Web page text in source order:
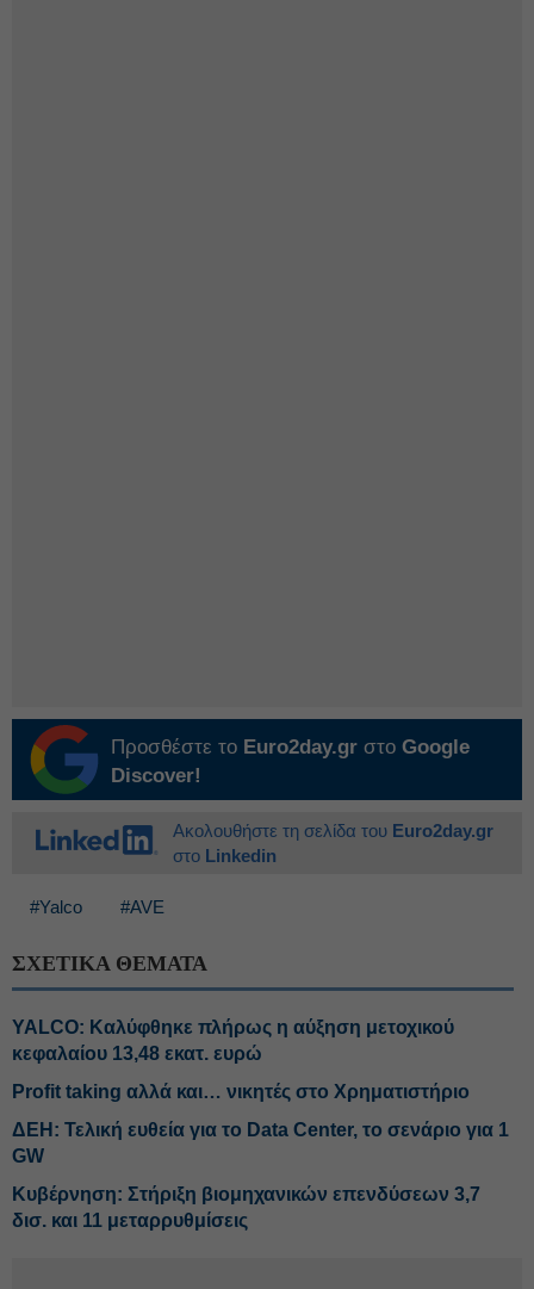
Προσθέστε το Euro2day.gr στο Google
Discover!
Ακολουθήστε τη σελίδα του Euro2day.gr
στο Linkedin
#Yalco #AVE
ΣΧΕΤΙΚΑ ΘΕΜΑΤΑ
YALCO: Καλύφθηκε πλήρως η αύξηση μετοχικού
κεφαλαίου 13,48 εκατ. ευρώ
Profit taking αλλά και… νικητές στο Χρηματιστήριο
ΔΕΗ: Τελική ευθεία για το Data Center, το σενάριο για 1
GW
Κυβέρνηση: Στήριξη βιομηχανικών επενδύσεων 3,7
δισ. και 11 μεταρρυθμίσεις